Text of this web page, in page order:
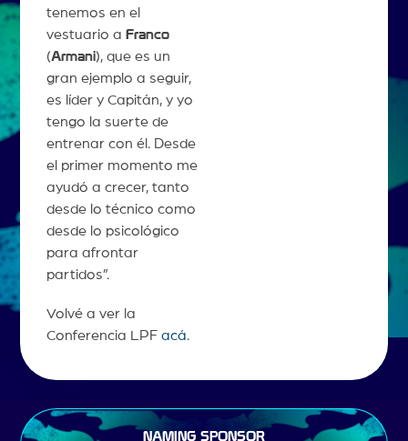
tenemos en el
vestuario a Franco
(Armani), que es un
gran ejemplo a seguir,
es líder y Capitán, y yo
tengo la suerte de
entrenar con él. Desde
el primer momento me
ayudó a crecer, tanto
desde lo técnico como
desde lo psicológico
para afrontar
partidos”.
Volvé a ver la
Conferencia LPF acá.
NAMING SPONSOR